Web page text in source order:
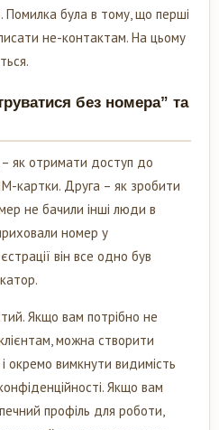
Помилка була в тому, що перші
не-контактам. На цьому
без номера” та
– як отримати доступ до
картки. Друга – як зробити
не бачили інші люди в
номер у
він все одно був
Якщо вам потрібно не
можна створити
окремо вимкнути видимість
Якщо вам
профіль для роботи,